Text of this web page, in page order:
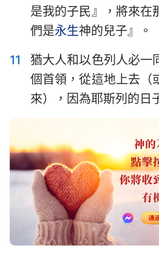
是我的子民』，將來在
們是永生神的兒子』。
11
猶大人和以色列人必一
個首領，從這地上去（
來），因為耶斯列的日